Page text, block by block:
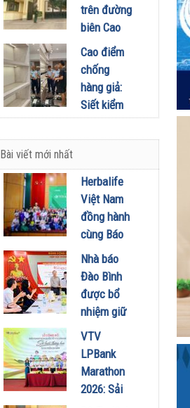
biên mậu
26/05/2026
phải tuân
định mới
theo Lệnh
280
25/05/2026
trên đường
biên Cao
Bằng :
Những nỗ
lực không
ngừng nghỉ
của các
14/05/2026
Cao điểm
chống
hàng giả:
Siết kiểm
tra hàng
hóa xâm
hữu trí tuệ
08/05/2026
Bài viết mới nhất
Herbalife
Việt Nam
đồng hành
cùng Báo
Sức khỏe
và Đời
sống tổ
chức Cuộc
thi “Tôi
Khỏe Đẹp
Hơn” lần
thứ 5 để
khuyến
Nhà báo
Đào Bình
được bổ
nhiệm giữ
chức Tổng
Biên tập
Tạp chí
Doanh
VTV
LPBank
Marathon
2026: Sải